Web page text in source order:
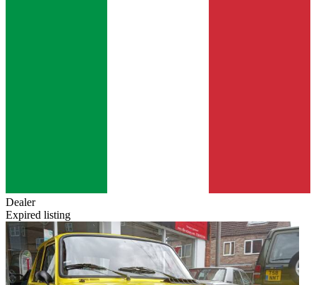
Dealer
Expired listing